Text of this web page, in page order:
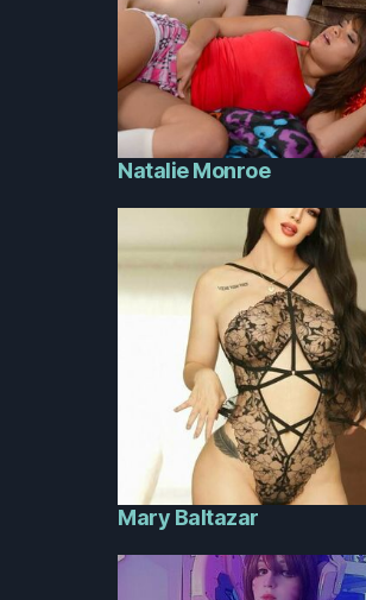
Natalie Monroe
Mary Baltazar